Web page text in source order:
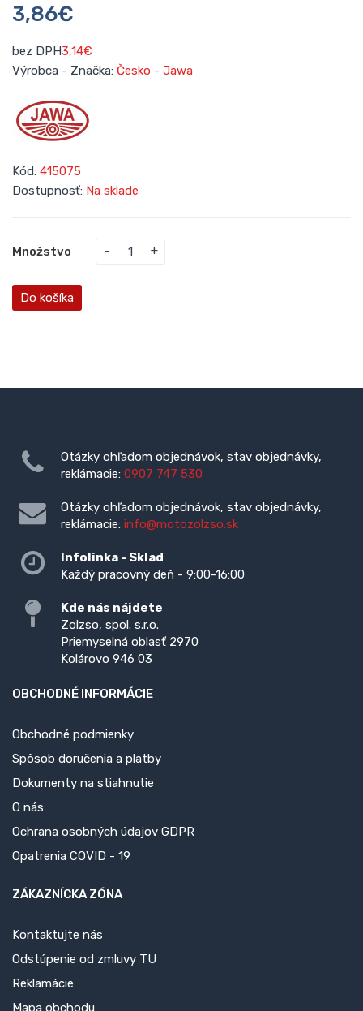
3,86€
bez DPH3,14€
Výrobca - Značka: Česko - Jawa
Kód: 415075
Dostupnosť: Na sklade
Množstvo
Do košíka
Otázky ohľadom objednávok, stav objednávky,
reklámacie: 0907 747 530
Otázky ohľadom objednávok, stav objednávky,
reklámacie: info@motozolzso.sk
Infolinka - Sklad
Každý pracovný deň - 9:00-16:00
Kde nás nájdete
Zolzso, spol. s.r.o.
Priemyselná oblasť 2970
Kolárovo 946 03
OBCHODNÉ INFORMÁCIE
Obchodné podmienky
Spôsob doručenia a platby
Dokumenty na stiahnutie
O nás
Ochrana osobných údajov GDPR
Opatrenia COVID - 19
ZÁKAZNÍCKA ZÓNA
Kontaktujte nás
Odstúpenie od zmluvy TU
Reklamácie
Mapa obchodu